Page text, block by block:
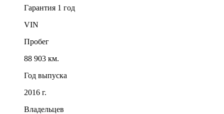
Гарантия 1 год
VIN
Пробег
88 903 км.
Год выпуска
2016 г.
Владельцев